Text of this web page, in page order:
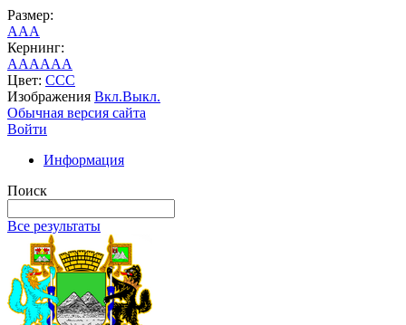
Размер:
AAA
Кернинг:
AAAAAA
Цвет: CCC
Изображения Вкл.Выкл.
Обычная версия сайта
Войти
Информация
Поиск
Все результаты